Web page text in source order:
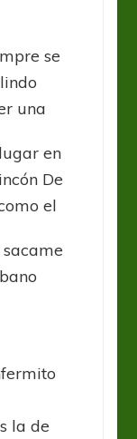
se
una
en
De
el
la de